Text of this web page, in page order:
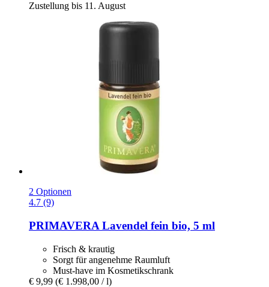
Zustellung bis 11. August
2 Optionen
4.7 (9)
PRIMAVERA Lavendel fein bio, 5 ml
Frisch & krautig
Sorgt für angenehme Raumluft
Must-have im Kosmetikschrank
€ 9,99 (€ 1.998,00 / l)